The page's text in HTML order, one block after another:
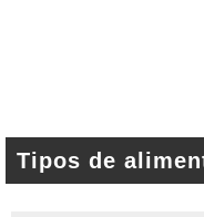
Tipos de